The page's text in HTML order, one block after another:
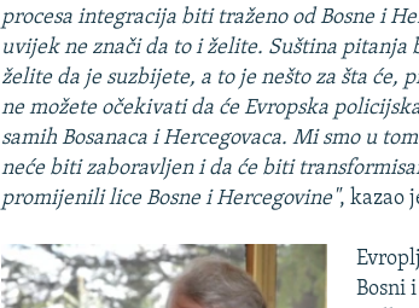
procesa integracija biti traženo od Bosne i
uvijek ne znači da to i želite. Suština
želite da je suzbijete, a to je nešto za šta
ne možete očekivati da će Evropska
samih Bosanaca i Hercegovaca. Mi smo u
neće biti zaboravljen i da će biti
promijenili lice Bosne i Hercegovine", kazao
Bosni